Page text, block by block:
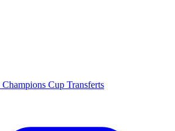
Champions Cup Transferts